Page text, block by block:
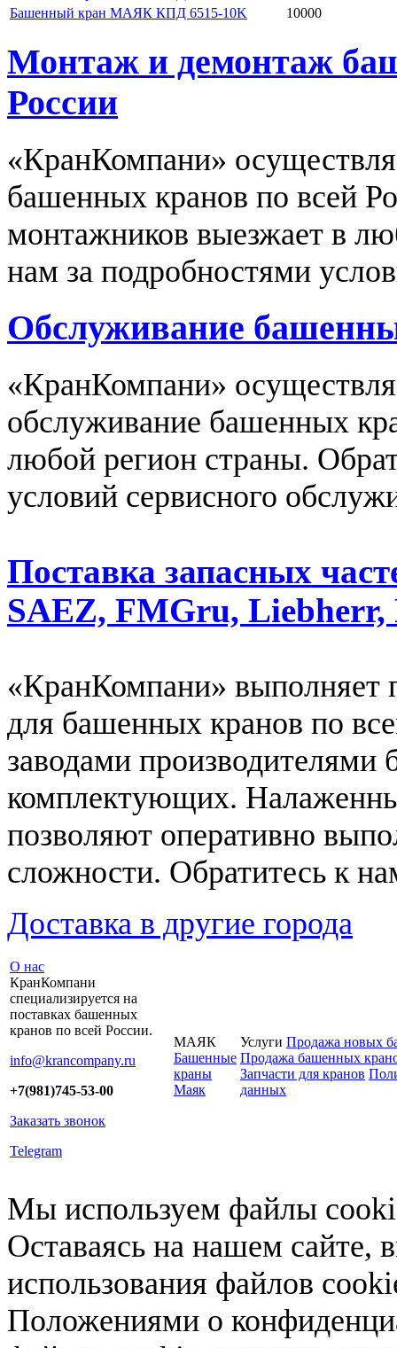
Башенный кран МАЯК КПД 6515-10K
10000
Монтаж и демонтаж
России
«КранКомпани»
башенных кранов по всей
монтажников выезжает в
нам за подробностями
Обслуживание
«КранКомпани»
обслуживание башенных
любой регион страны.
условий сервисного
Поставка запасных
SAEZ, FMGru, Liebherr,
«КранКомпани» выполняет
для башенных кранов по
заводами
комплектующих.
позволяют оперативно
сложности. Обратитесь к
Доставка в другие города
О нас
КранКомпани
специализируется на
поставках башенных
кранов по всей России.
info@krancompany.ru
+7(981)745-53-00
Заказать звонок
Telegram
МАЯК
Башенные
краны
Маяк
Услуги Продажа новых
Продажа башенных
Запчасти для кранов
данных
Мы используем файлы
Оставаясь на нашем сайте,
использования файлов
Положениями о